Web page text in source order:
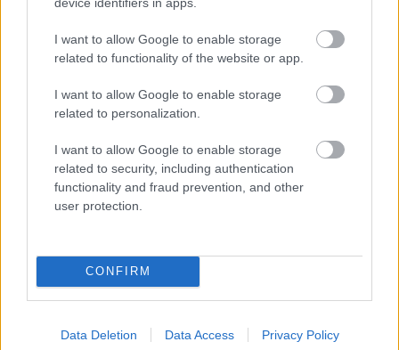
I want to allow Google to enable storage
related to functionality of the website or app.
I want to allow Google to enable storage
related to personalization.
I want to allow Google to enable storage
related to security, including authentication
functionality and fraud prevention, and other
user protection.
CONFIRM
Data Deletion Data Access Privacy Policy
με τον «Ιπτάμενο Ολλανδό» Βίλτενμπουργκ
05/08/2026
Ουρμπίνο
05/08/2026
Προς στρατηγική συνεργασία ΠΑΣΑΠΠ και
Πανεπιστημίου Πατρών
Πρώτο δυνατό τεστ της Εθνικής Γυναικών επί ιταλικού
εδάφους με Σουηδία